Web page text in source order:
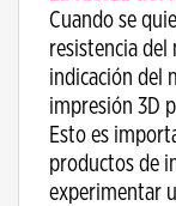
Cuando se
resistencia
indicación del
impresión 3D
Esto es
productos de
experimentar